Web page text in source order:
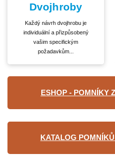
Dvojhroby
Každý návrh dvojhrobu je
individuální a přizpůsobený
vašim specifickým
požadavkům...
ESHOP - POMNÍKY
KATALOG